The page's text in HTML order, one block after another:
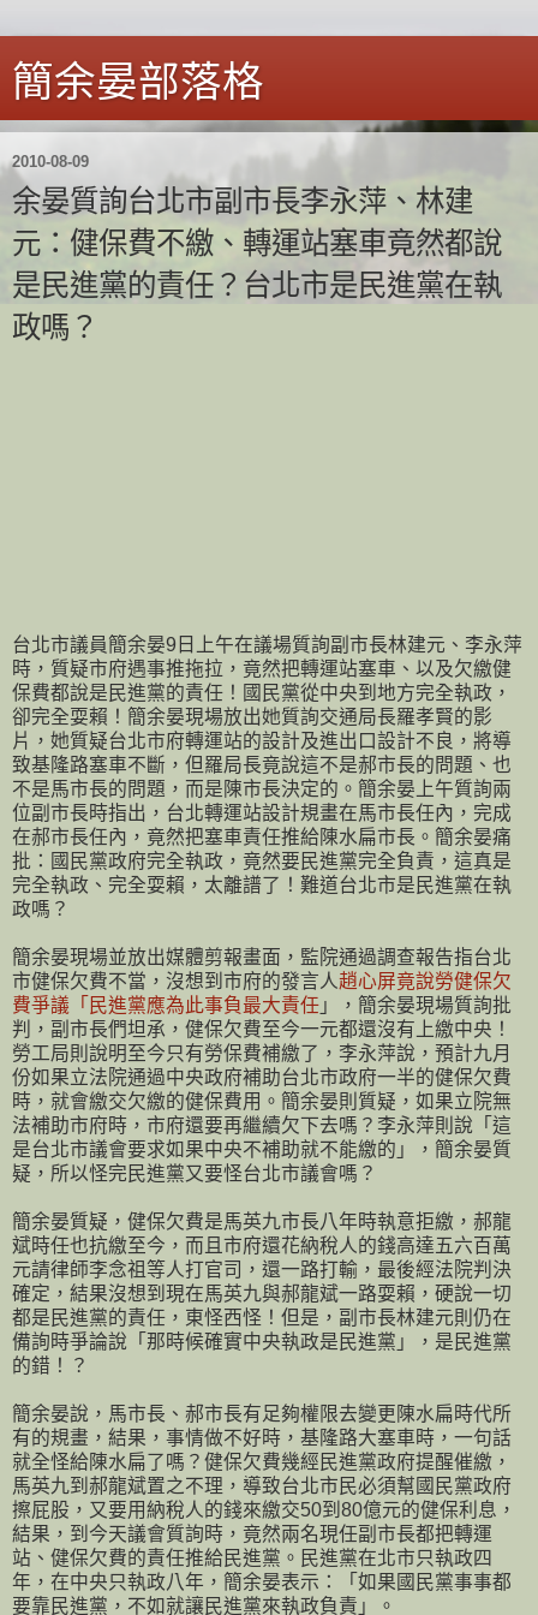
簡余晏部落格
2010-08-09
余晏質詢台北市副市長李永萍、林建
元：健保費不繳、轉運站塞車竟然都說
是民進黨的責任？台北市是民進黨在執
政嗎？
台北市議員簡余晏9日上午在議場質詢副市長林建元、李永萍
時，質疑市府遇事推拖拉，竟然把轉運站塞車、以及欠繳健
保費都說是民進黨的責任！國民黨從中央到地方完全執政，
卻完全耍賴！簡余晏現場放出她質詢交通局長羅孝賢的影
片，她質疑台北市府轉運站的設計及進出口設計不良，將導
致基隆路塞車不斷，但羅局長竟說這不是郝市長的問題、也
不是馬市長的問題，而是陳市長決定的。簡余晏上午質詢兩
位副市長時指出，台北轉運站設計規畫在馬市長任內，完成
在郝市長任內，竟然把塞車責任推給陳水扁市長。簡余晏痛
批：國民黨政府完全執政，竟然要民進黨完全負責，這真是
完全執政、完全耍賴，太離譜了！難道台北市是民進黨在執
政嗎？
簡余晏現場並放出媒體剪報畫面，監院通過調查報告指台北
市健保欠費不當，沒想到市府的發言人趙心屏竟說勞健保欠
費爭議「民進黨應為此事負最大責任 」，簡余晏現場質詢批
判，副市長們坦承，健保欠費至今一元都還沒有上繳中央！
勞工局則說明至今只有勞保費補繳了，李永萍說，預計九月
份如果立法院通過中央政府補助台北市政府一半的健保欠費
時，就會繳交欠繳的健保費用。簡余晏則質疑，如果立院無
法補助市府時，市府還要再繼續欠下去嗎？李永萍則說「這
是台北市議會要求如果中央不補助就不能繳的」，簡余晏質
疑，所以怪完民進黨又要怪台北市議會嗎？
簡余晏質疑，健保欠費是馬英九市長八年時執意拒繳，郝龍
斌時任也抗繳至今，而且市府還花納稅人的錢高達五六百萬
元請律師李念祖等人打官司，還一路打輸，最後經法院判決
確定，結果沒想到現在馬英九與郝龍斌一路耍賴，硬說一切
都是民進黨的責任，東怪西怪！但是，副市長林建元則仍在
備詢時爭論說「那時候確實中央執政是民進黨」，是民進黨
的錯！？
簡余晏說，馬市長、郝市長有足夠權限去變更陳水扁時代所
有的規畫，結果，事情做不好時，基隆路大塞車時，一句話
就全怪給陳水扁了嗎？健保欠費幾經民進黨政府提醒催繳，
馬英九到郝龍斌置之不理，導致台北市民必須幫國民黨政府
擦屁股，又要用納稅人的錢來繳交50到80億元的健保利息，
結果，到今天議會質詢時，竟然兩名現任副市長都把轉運
站、健保欠費的責任推給民進黨。民進黨在北市只執政四
年，在中央只執政八年，簡余晏表示：「如果國民黨事事都
要靠民進黨，不如就讓民進黨來執政負責」。